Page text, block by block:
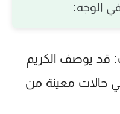
الوجه:
قد يوصف الكريم
حالات معينة من